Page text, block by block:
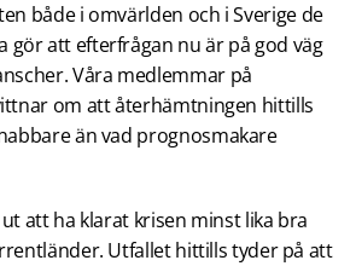
både i omvärlden och i Sverige de
gör att efterfrågan nu är på god väg
Våra medlemmar på
om att återhämtningen hittills
än vad prognosmakare
att ha klarat krisen minst lika bra
Utfallet hittills tyder på att